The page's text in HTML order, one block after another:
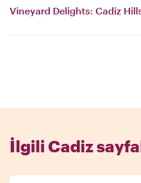
Vineyard Delights: Cadiz
İlgili Cadiz